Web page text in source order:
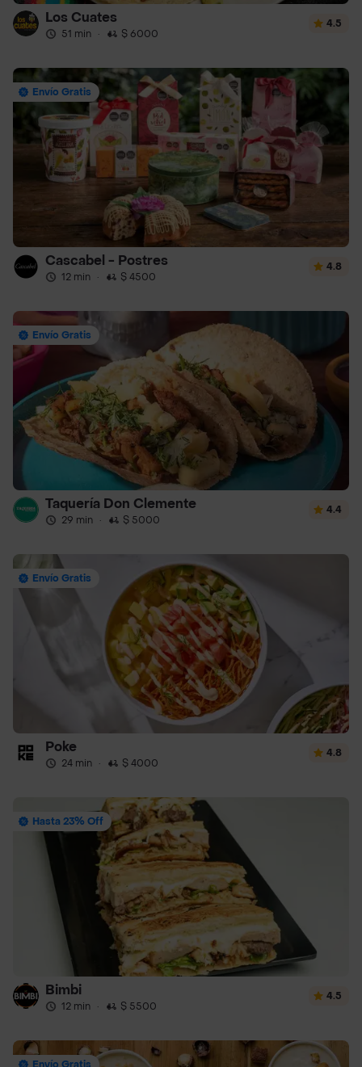
Los Cuates
51 min · $ 6000
4.5
Envío Gratis
Cascabel - Postres
12 min · $ 4500
4.8
Envío Gratis
Taquería Don Clemente
29 min · $ 5000
4.4
Envío Gratis
Poke
24 min · $ 4000
4.8
Hasta 23% Off
Bimbi
12 min · $ 5500
4.5